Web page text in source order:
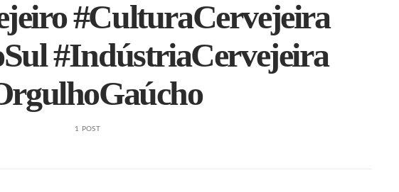
#CulturaCervejeira
#IndústriaCervejeira
1 POST